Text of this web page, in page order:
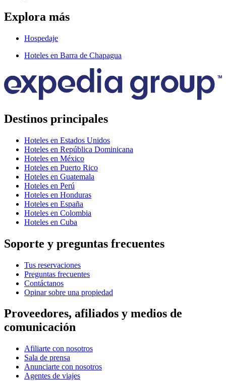
Explora más
Hospedaje
Hoteles en Barra de Chapagua
Destinos principales
Hoteles en Estados Unidos
Hoteles en República Dominicana
Hoteles en México
Hoteles en Puerto Rico
Hoteles en Guatemala
Hoteles en Perú
Hoteles en Honduras
Hoteles en España
Hoteles en Colombia
Hoteles en Cuba
Soporte y preguntas frecuentes
Tus reservaciones
Preguntas frecuentes
Contáctanos
Opinar sobre una propiedad
Proveedores, afiliados y medios de
comunicación
Afiliarte con nosotros
Sala de prensa
Anunciarte con nosotros
Agentes de viajes